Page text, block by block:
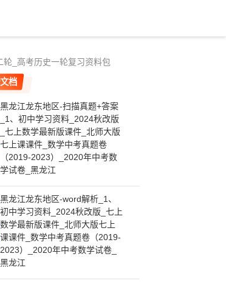
_高考历史一轮复习资料包
档
黑龙江龙东地区-扫描真题+答案
_1、初中学习资料_2024秋改版
_七上数学最新版课件_北师大版
七上课课件_数学中考真题卷
（2019-2023）_2020年中考数
学试卷_黑龙江
黑龙江龙东地区-word解析_1、
初中学习资料_2024秋改版_七上
数学最新版课件_北师大版七上
课课件_数学中考真题卷（2019-
2023）_2020年中考数学试卷_
黑龙江